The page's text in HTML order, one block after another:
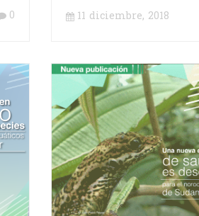
0 11 diciembre, 2018